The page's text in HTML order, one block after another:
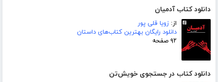
دانلود کتاب آدمیان
از: زویا قلی پور
دانلود رایگان بهترین کتاب‌های داستان
۹۲ صفحه
دانلود کتاب در جستجوی خویش‌تن